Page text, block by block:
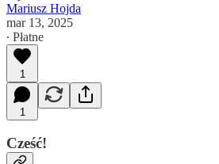
Mariusz Hojda
mar 13, 2025
∙ Płatne
1
1
Cześć!